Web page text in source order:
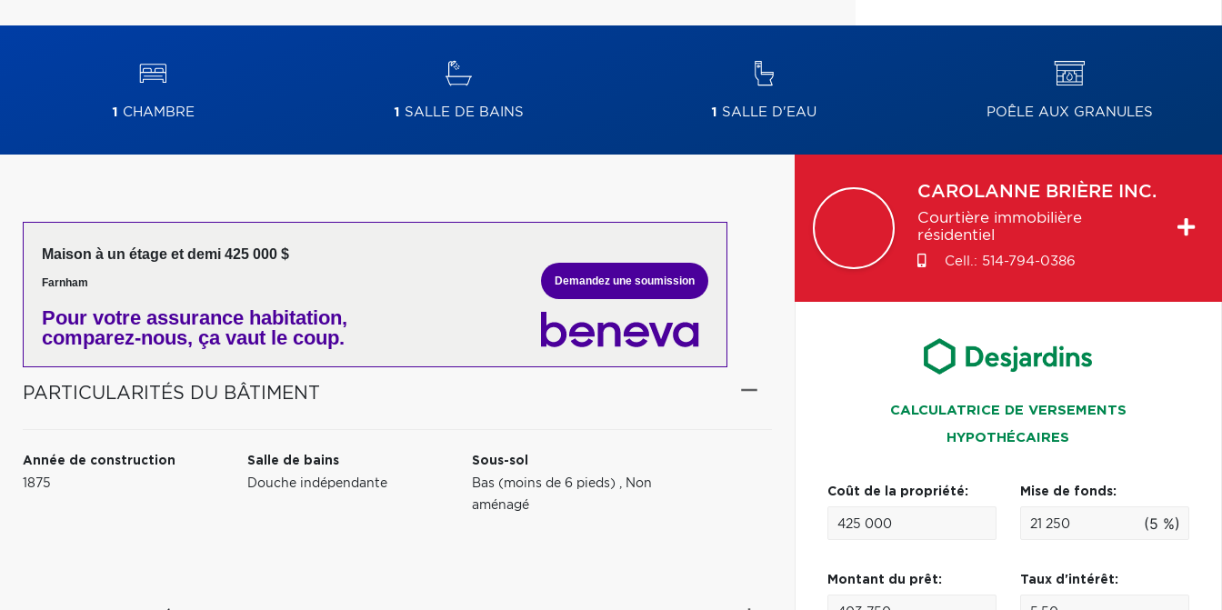
1 CHAMBRE 1 SALLE DE BAINS 1 SALLE D'EAU POÊLE AUX GRANULES
Maison à un étage et demi 425 000 $
Farnham
Pour votre assurance habitation,
comparez-nous, ça vaut le coup.
Demandez une soumission
PARTICULARITÉS DU BÂTIMENT
Année de construction
1875
Salle de bains
Douche indépendante
Sous-sol
Bas (moins de 6 pieds) , Non
aménagé
CAROLANNE BRIÈRE INC.
Courtière immobilière
résidentiel
Cell.: 514-794-0386
CALCULATRICE DE VERSEMENTS
HYPOTHÉCAIRES
Coût de la propriété: Mise de fonds:
(5 %)
Montant du prêt: Taux d'intérêt: